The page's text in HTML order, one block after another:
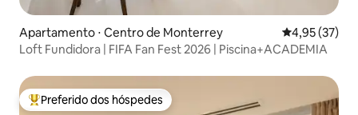
Apartamento ⋅ Centro de Monterrey 4,95 de uma
4,95 (37)
Loft Fundidora | FIFA Fan Fest 2026 | Piscina+ACADEMIA
Entre os melhores preferidos dos hóspedes
Preferido dos hóspedes